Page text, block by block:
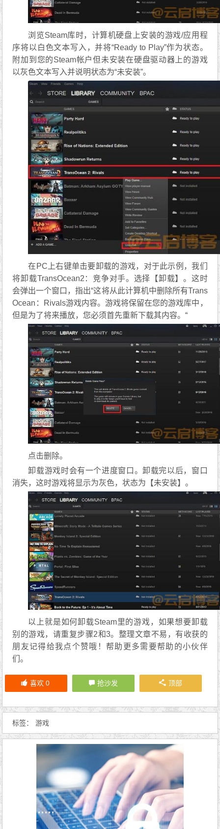
浏览Steam库时，计算机硬盘上安装的游戏/应用程
序将以白色文本写入，并将“Ready to Play”作为状态。
附加到您的Steam帐户但未安装在硬盘驱动器上的游戏
以灰色文本写入并说明状态为“未安装”。
在PC上右键单击要卸载的游戏，对于此示例，我们
将卸载TransOcean2：竞争对手。选择【卸载】。这时
会弹出一个窗口，指出“这将从此计算机中删除所有Trans
Ocean：Rivals游戏内容。游戏将保留在您的游戏库中，
但是为了将来播放，您必须首先重新下载其内容。“
点击删除。
卸载游戏时会有一个进度窗口。卸载完以后，窗口
消失，这时游戏将显示为灰色，状态为【未安装】。
以上就是如何卸载Steam里的游戏，如果想要卸载
别的游戏，请重复步骤2和3。整理文章不易，有收获的
朋友记得给我点个赞哦！帮助更多需要帮助的小伙伴
们。
喜欢 0 抢沙发 顶部
标签： 游戏